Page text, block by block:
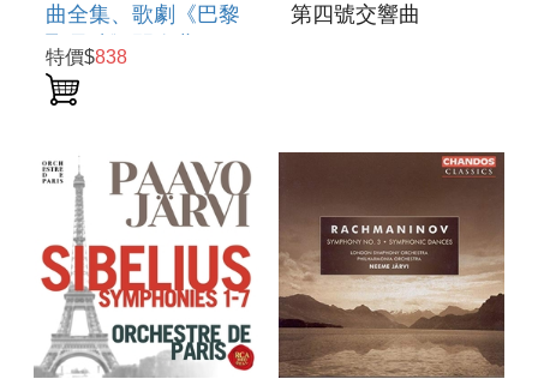
曲全集、歌劇《巴黎
聖母院》間奏曲
FRANZ SCHMIDT :
COMPLETE
特價$838
第四號交響曲